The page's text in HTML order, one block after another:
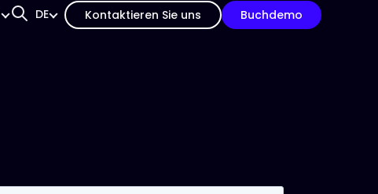
DE Kontaktieren Sie uns Buchdemo